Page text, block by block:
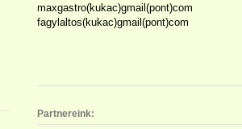
maxgastro(kukac)gmail(pont)com
fagylaltos(kukac)gmail(pont)com
Partnereink: